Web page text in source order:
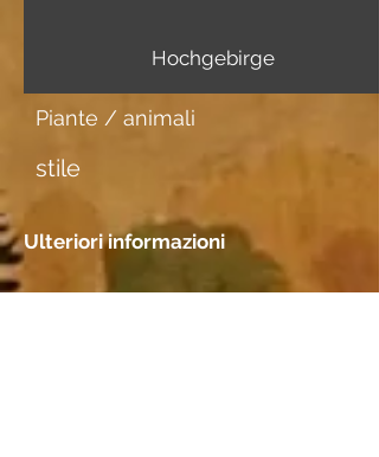
Hochgebirge
Piante / animali
stile
Ulteriori informazioni